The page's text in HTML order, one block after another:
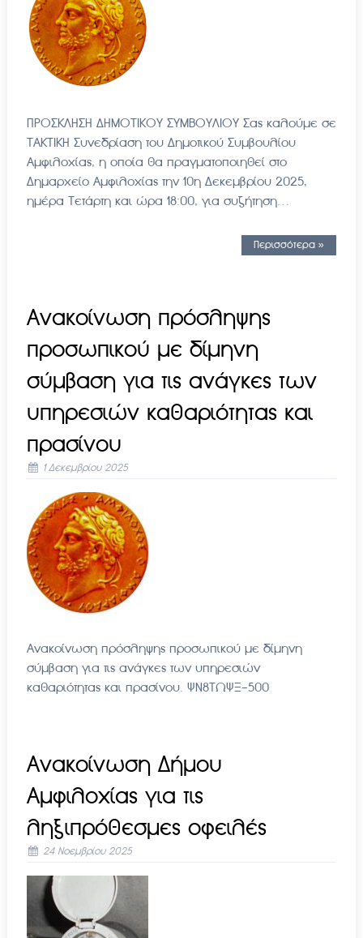
ΠΡΟΣΚΛΗΣΗ ΔΗΜΟΤΙΚΟΥ ΣΥΜΒΟΥΛΙΟΥ Σας καλούμε σε
ΤΑΚΤΙΚΗ Συνεδρίαση του Δημοτικού Συμβουλίου
Αμφιλοχίας, η οποία θα πραγματοποιηθεί στο
Δημαρχείο Αμφιλοχίας την 10η Δεκεμβρίου 2025,
ημέρα Τετάρτη και ώρα 18:00, για συζήτηση…
Περισσότερα »
Ανακοίνωση πρόσληψης
προσωπικού με δίμηνη
σύμβαση για τις ανάγκες των
υπηρεσιών καθαριότητας και
πρασίνου
1 Δεκεμβρίου 2025
Ανακοίνωση πρόσληψης προσωπικού με δίμηνη
σύμβαση για τις ανάγκες των υπηρεσιών
καθαριότητας και πρασίνου. ΨΝ8ΤΩΨΞ-500
Ανακοίνωση Δήμου
Αμφιλοχίας για τις
ληξιπρόθεσμες οφειλές
24 Νοεμβρίου 2025